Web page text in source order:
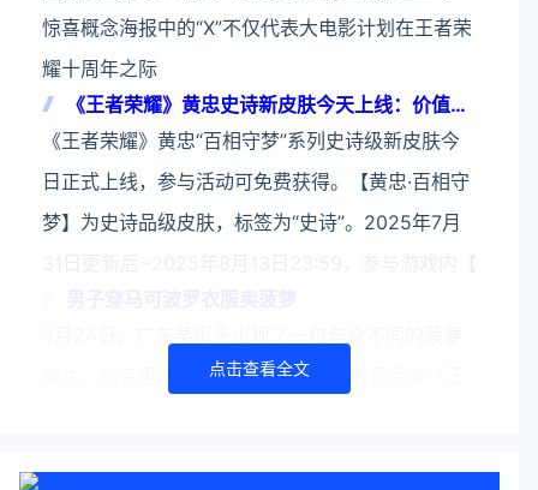
惊喜概念海报中的“X”不仅代表大电影计划在王者荣
耀十周年之际
《王者荣耀》黄忠史诗新皮肤今天上线：价值88
元免费送
《王者荣耀》黄忠“百相守梦”系列史诗级新皮肤今
日正式上线，参与活动可免费获得。【黄忠·百相守
梦】为史诗品级皮肤，标签为“史诗”。2025年7月
摊主。这名男子身着一套精心准备的腾讯手游《王
点击查看全文